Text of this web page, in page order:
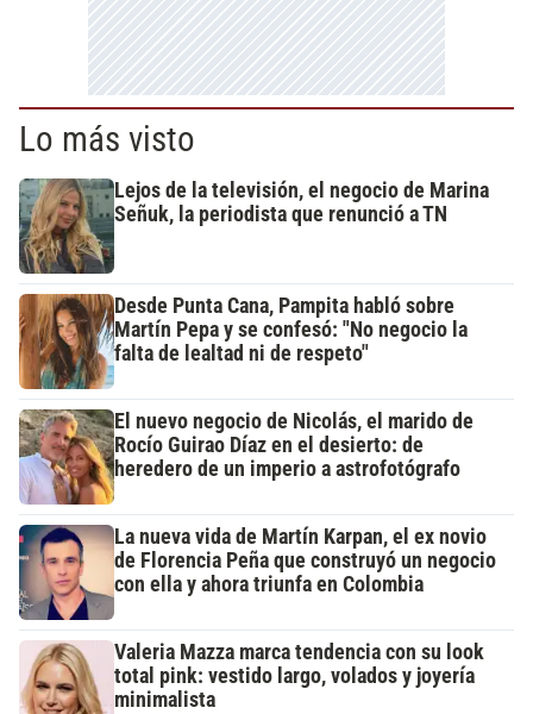
Lo más visto
Lejos de la televisión, el negocio de Marina
Señuk, la periodista que renunció a TN
Desde Punta Cana, Pampita habló sobre
Martín Pepa y se confesó: "No negocio la
falta de lealtad ni de respeto"
El nuevo negocio de Nicolás, el marido de
Rocío Guirao Díaz en el desierto: de
heredero de un imperio a astrofotógrafo
La nueva vida de Martín Karpan, el ex novio
de Florencia Peña que construyó un negocio
con ella y ahora triunfa en Colombia
Valeria Mazza marca tendencia con su look
total pink: vestido largo, volados y joyería
minimalista